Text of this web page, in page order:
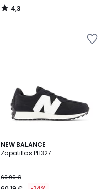
4,3
/
NEW BALANCE
Zapatillas PH327
69.99 €
4,2
/ 5
2
Colores